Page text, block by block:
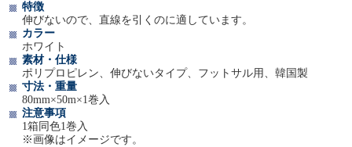
特徴
伸びないので、直線を引くのに適しています。
カラー
ホワイト
素材・仕様
ポリプロピレン、伸びないタイプ、フットサル用、韓国製
寸法・重量
80mm×50m×1巻入
注意事項
1箱同色1巻入
※画像はイメージです。